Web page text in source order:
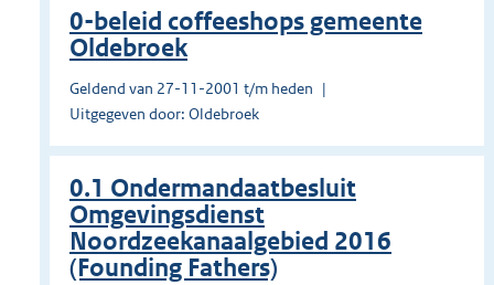
0-beleid coffeeshops gemeente
Oldebroek
Geldend van 27-11-2001 t/m heden
Uitgegeven door: Oldebroek
0.1 Ondermandaatbesluit
Omgevingsdienst
Noordzeekanaalgebied 2016
(Founding Fathers)